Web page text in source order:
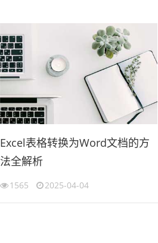
Excel表格转换为Word文档的方
法全解析
1565 2025-04-04